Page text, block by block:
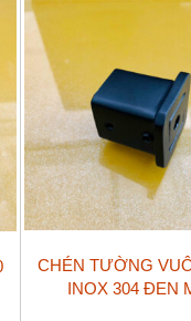
₫
CHÉN TƯỜNG
INOX 304 ĐEN